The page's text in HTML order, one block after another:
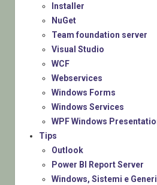
Installer
NuGet
Team foundation server
Visual Studio
WCF
Webservices
Windows Forms
Windows Services
WPF Windows
Tips
Outlook
Power BI Report Server
Windows, Sistemi e